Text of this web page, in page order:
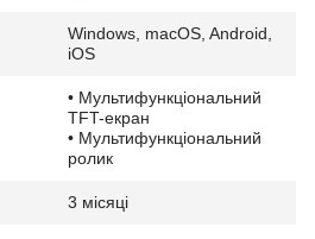
Windows, macOS, Android,
iOS
• Мультифункціональний
TFT-екран
• Мультифункціональний
ролик
3 місяці